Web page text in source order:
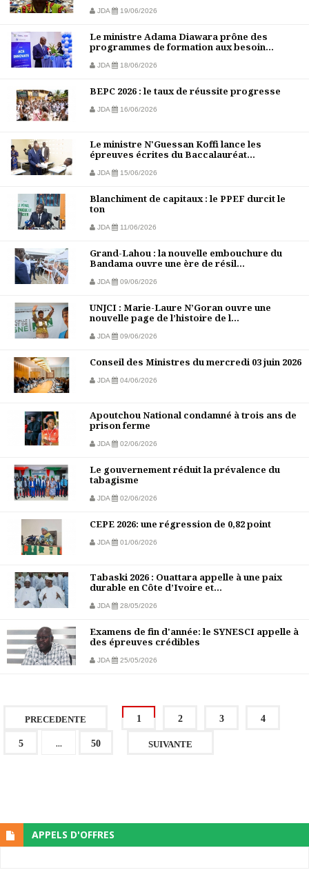
JDA 19/06/2026
Le ministre Adama Diawara prône des
programmes de formation aux besoin...
JDA 18/06/2026
BEPC 2026 : le taux de réussite progresse
JDA 16/06/2026
Le ministre N'Guessan Koffi lance les
épreuves écrites du Baccalauréat...
JDA 15/06/2026
Blanchiment de capitaux : le PPEF durcit le
ton
JDA 11/06/2026
Grand-Lahou : la nouvelle embouchure du
Bandama ouvre une ère de résil...
JDA 09/06/2026
UNJCI : Marie-Laure N’Goran ouvre une
nouvelle page de l’histoire de l...
JDA 09/06/2026
Conseil des Ministres du mercredi 03 juin 2026
JDA 04/06/2026
Apoutchou National condamné à trois ans de
prison ferme
JDA 02/06/2026
Le gouvernement réduit la prévalence du
tabagisme
JDA 02/06/2026
CEPE 2026: une régression de 0,82 point
JDA 01/06/2026
Tabaski 2026 : Ouattara appelle à une paix
durable en Côte d’Ivoire et...
JDA 28/05/2026
Examens de fin d'année: le SYNESCI appelle à
des épreuves crédibles
JDA 25/05/2026
PRECEDENTE 1 2 3 4
5 ... 50 SUIVANTE
APPELS D'OFFRES